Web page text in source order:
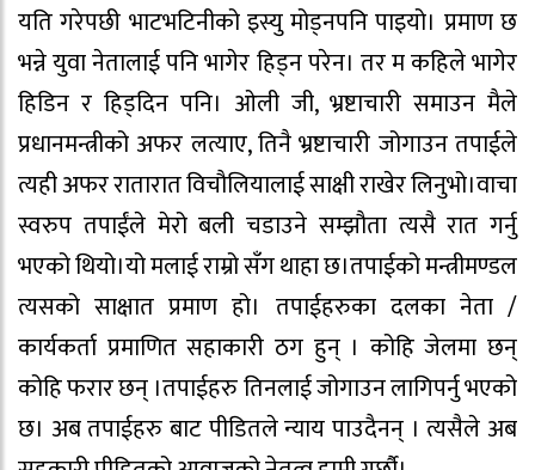
यति गरेपछी भाटभटिनीको इस्यु मोड्नपनि पाइयो। प्रमाण छ
भन्ने युवा नेतालाई पनि भागेर हिड्न परेन। तर म कहिले भागेर
हिडिन र हिड्दिन पनि। ओली जी, भ्रष्टाचारी समाउन मैले
प्रधानमन्त्रीको अफर लत्याए, तिनै भ्रष्टाचारी जोगाउन तपाईले
त्यही अफर रातारात विचौलियालाई साक्षी राखेर लिनुभो।वाचा
स्वरुप तपाईंले मेरो बली चडाउने सम्झौता त्यसै रात गर्नु
भएको थियो।यो मलाई राम्रो सँग थाहा छ।तपाईको मन्त्रीमण्डल
त्यसको साक्षात प्रमाण हो। तपाईहरुका दलका नेता /
कार्यकर्ता प्रमाणित सहाकारी ठग हुन् । कोहि जेलमा छन्
कोहि फरार छन् ।तपाईहरु तिनलाई जोगाउन लागिपर्नु भएको
छ। अब तपाईहरु बाट पीडितले न्याय पाउदैनन् । त्यसैले अब